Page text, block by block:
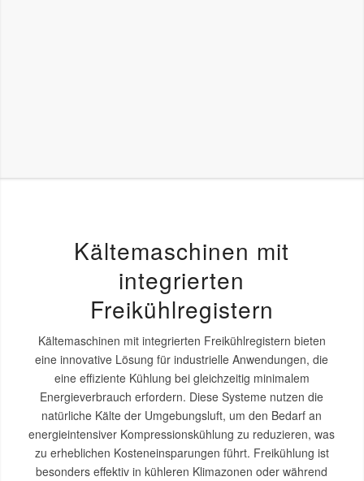
Kältemaschinen mit
integrierten
Freikühlregistern
Kältemaschinen mit integrierten Freikühlregistern bieten
eine innovative Lösung für industrielle Anwendungen, die
eine effiziente Kühlung bei gleichzeitig minimalem
Energieverbrauch erfordern. Diese Systeme nutzen die
natürliche Kälte der Umgebungsluft, um den Bedarf an
energieintensiver Kompressionskühlung zu reduzieren, was
zu erheblichen Kosteneinsparungen führt. Freikühlung ist
besonders effektiv in kühleren Klimazonen oder während